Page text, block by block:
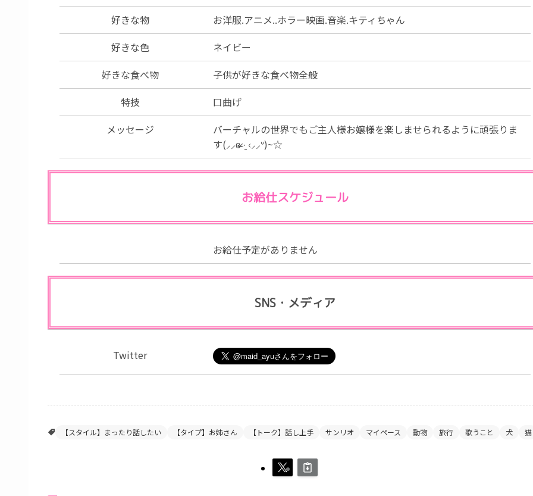
好きな物
お洋服.アニメ..ホラー映画.音楽.キティちゃん
好きな色
ネイビー
好きな食べ物
子供が好きな食べ物全般
特技
口曲げ
メッセージ
バーチャルの世界でもご主人様お嬢様を楽しませられるように頑張りま
す(⸝⸝ɞ̴̶̷ ·̮ ‹⸝⸝ᐡ)~☆
お給仕スケジュール
お給仕予定がありません
SNS・メディア
Twitter
【スタイル】まったり話したい 【タイプ】お姉さん 【トーク】話し上手 サンリオ マイペース 動物 旅行 歌うこと 犬 猫